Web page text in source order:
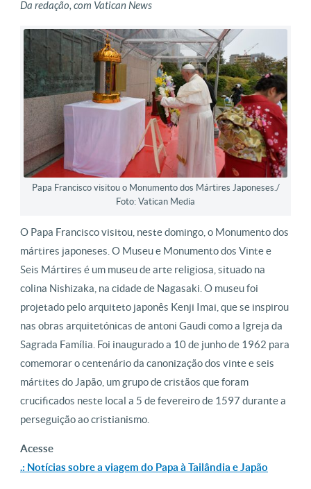
Da redação, com Vatican News
Papa Francisco visitou o Monumento dos Mártires Japoneses./
Foto: Vatican Media
O Papa Francisco visitou, neste domingo, o Monumento dos
mártires japoneses. O Museu e Monumento dos Vinte e
Seis Mártires é um museu de arte religiosa, situado na
colina Nishizaka, na cidade de Nagasaki. O museu foi
projetado pelo arquiteto japonês Kenji Imai, que se inspirou
nas obras arquitetónicas de antoni Gaudi como a Igreja da
Sagrada Família. Foi inaugurado a 10 de junho de 1962 para
comemorar o centenário da canonização dos vinte e seis
mártites do Japão, um grupo de cristãos que foram
crucificados neste local a 5 de fevereiro de 1597 durante a
perseguição ao cristianismo.
Acesse
.: Notícias sobre a viagem do Papa à Tailândia e Japão